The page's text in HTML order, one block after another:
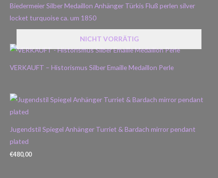
Biedermeier Silber Medaillon Anhänger Türkis Fluß perlen silver
locket turquoise ca. um 1850
NICHT VORRÄTIG
VERKAUFT – Historismus Silber Emaille Medaillon Perle
Jugendstil Spiegel Anhänger Turriet & Bardach mirror pendant
plated
€480,00